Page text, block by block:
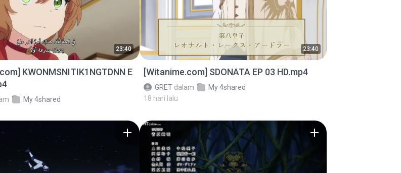
23:40
KWONMSNITIK1NGTDNN E
My 4shared
23:40
[Witanime.com] SDONATA EP 03 HD.mp4
GRET dalam
My 4shared
18 hari lalu